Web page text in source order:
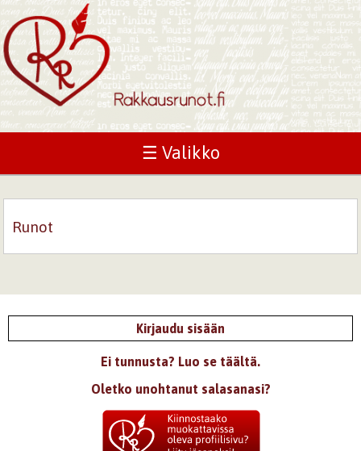
☰ Valikko
Runot
Kirjaudu sisään
Ei tunnusta? Luo se täältä.
Oletko unohtanut salasanasi?